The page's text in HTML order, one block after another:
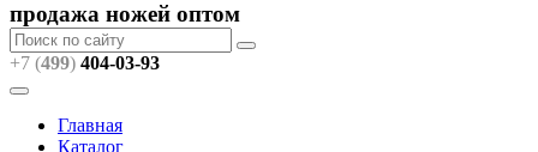
продажа ножей оптом
+7 (499) 404-03-93
Главная
Каталог